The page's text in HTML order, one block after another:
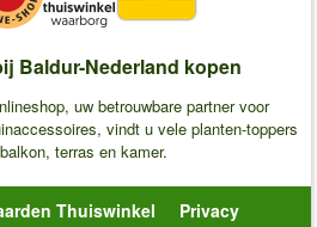
Baldur-Nederland kopen
uw betrouwbare partner voor
vindt u vele planten-toppers
terras en kamer.
Thuiswinkel Privacy